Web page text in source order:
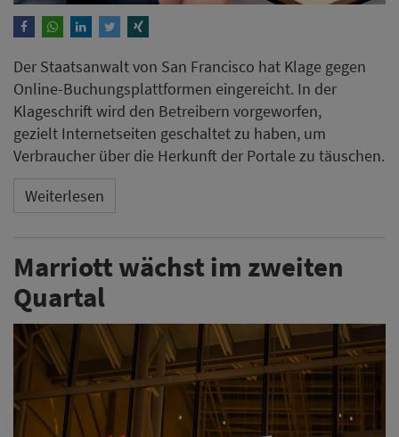
Der Staatsanwalt von San Francisco hat Klage gegen
Online-Buchungsplattformen eingereicht. In der
Klageschrift wird den Betreibern vorgeworfen,
gezielt Internetseiten geschaltet zu haben, um
Verbraucher über die Herkunft der Portale zu täuschen.
Weiterlesen
Marriott wächst im zweiten
Quartal